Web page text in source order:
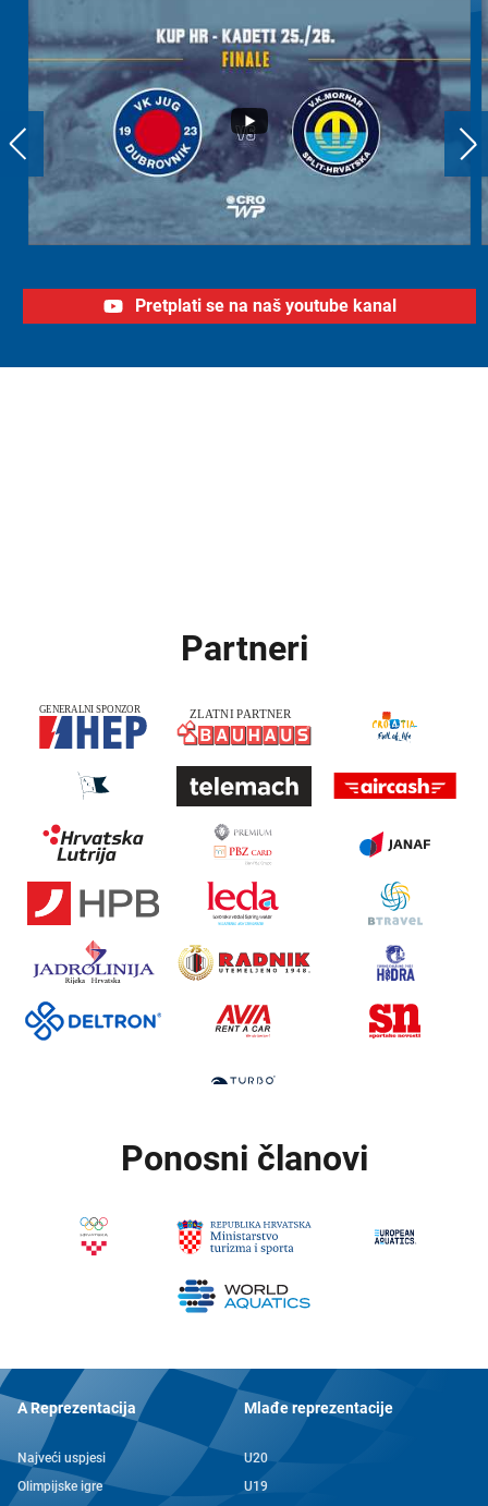
Pretplati se na naš youtube kanal
Partneri
Ponosni članovi
A Reprezentacija
Najveći uspjesi
Olimpijske igre
Mlađe reprezentacije
U20
U19